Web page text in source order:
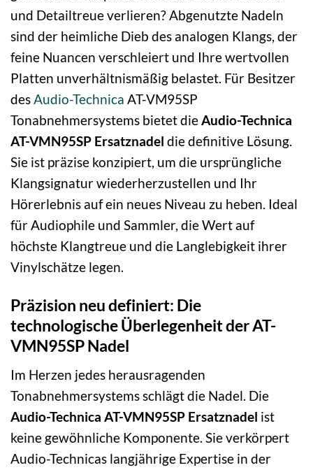
und Detailtreue verlieren? Abgenutzte Nadeln
sind der heimliche Dieb des analogen Klangs, der
feine Nuancen verschleiert und Ihre wertvollen
Platten unverhältnismäßig belastet. Für Besitzer
desAudio-Technica AT-VM95SP
Tonabnehmersystems bietet dieAudio-Technica
AT-VMN95SP Ersatznadel die definitive Lösung.
Sie ist präzise konzipiert, um die ursprüngliche
Klangsignatur wiederherzustellen und Ihr
Hörerlebnis auf ein neues Niveau zu heben. Ideal
für Audiophile und Sammler, die Wert auf
höchste Klangtreue und die Langlebigkeit ihrer
Vinylschätze legen.
Präzision neu definiert: Die
technologische Überlegenheit der AT-
VMN95SP Nadel
Im Herzen jedes herausragenden
Tonabnehmersystems schlägt die Nadel. Die
Audio-Technica AT-VMN95SP Ersatznadel ist
keine gewöhnliche Komponente. Sie verkörpert
Audio-Technicas langjährige Expertise in der